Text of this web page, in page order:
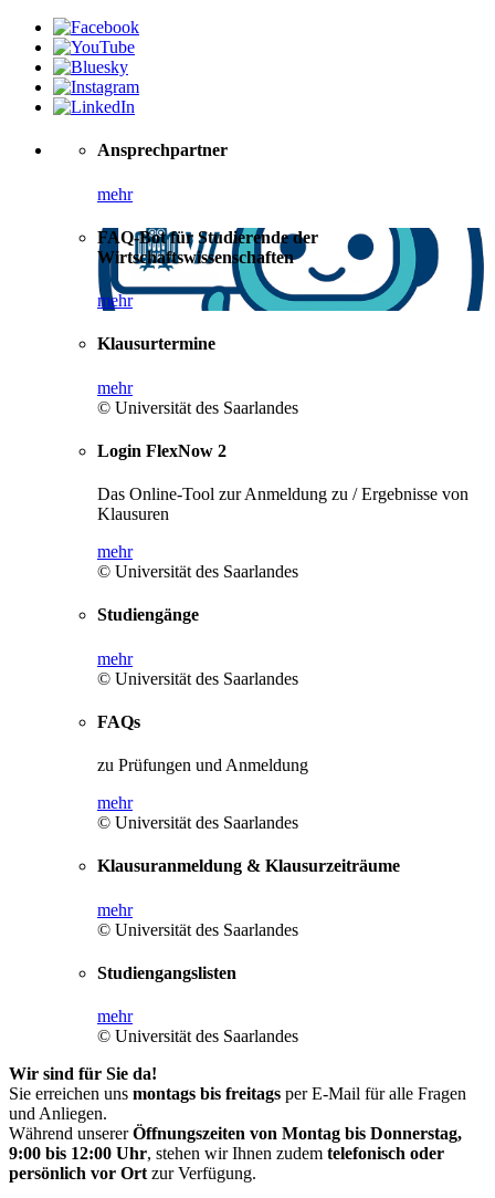
Ansprechpartner
mehr
FAQ-Bot für Studierende der
Wirtschaftswissenschaften
mehr
Klausurtermine
mehr
© Universität des Saarlandes
Login FlexNow 2
Das Online-Tool zur Anmeldung zu / Ergebnisse von
Klausuren
mehr
© Universität des Saarlandes
Studiengänge
mehr
© Universität des Saarlandes
FAQs
zu Prüfungen und Anmeldung
mehr
© Universität des Saarlandes
Klausuranmeldung & Klausurzeiträume
mehr
© Universität des Saarlandes
Studiengangslisten
mehr
© Universität des Saarlandes
Wir sind für Sie da!
Sie erreichen uns montags bis freitags per E-Mail für alle Fragen
und Anliegen.
Während unsererÖffnungszeiten von Montag bis Donnerstag,
9:00 bis 12:00 Uhr, stehen wir Ihnen zudem telefonisch oder
persönlich vor Ort zur Verfügung.